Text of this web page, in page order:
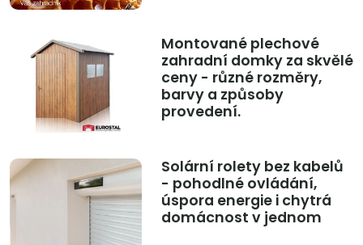
Montované plechové
zahradní domky za skvělé
ceny - různé rozměry,
barvy a způsoby
provedení.
Solární rolety bez kabelů
- pohodlné ovládání,
úspora energie i chytrá
domácnost v jednom